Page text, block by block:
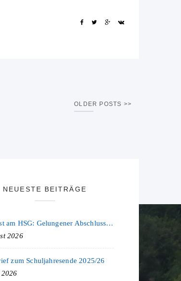
OLDER POSTS
NEUESTE BEITRÄGE
Schulfest am HSG: Gelungener Abschluss eines ereignisreichen Schuljahres
2026
zum Schuljahresende 2025/26